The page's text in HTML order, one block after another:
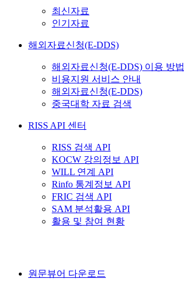
최신자료
인기자료
해외자료신청(E-DDS)
해외자료신청(E-DDS) 이용 방법
비용지원 서비스 안내
해외자료신청(E-DDS)
중국대학 자료 검색
RISS API 센터
RISS 검색 API
KOCW 강의정보 API
WILL 연계 API
Rinfo 통계정보 API
FRIC 검색 API
SAM 분석활용 API
활용 및 참여 현황
원문뷰어 다운로드